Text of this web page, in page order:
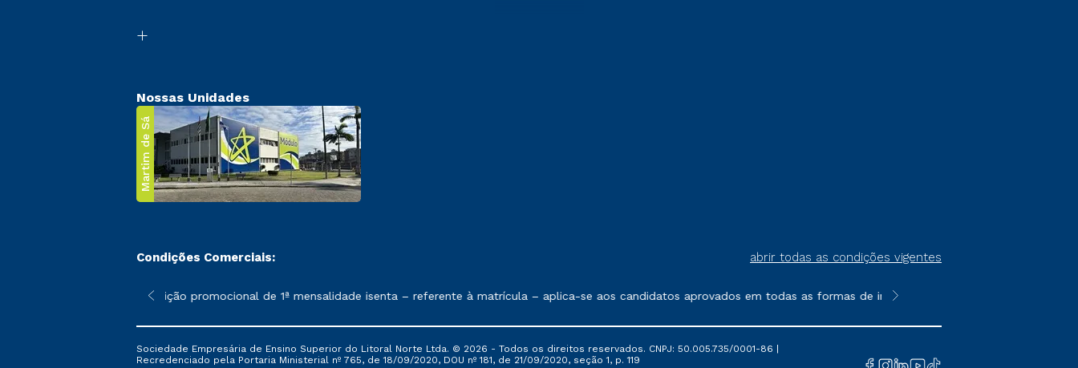
Nossas Unidades
Martim de Sá
Condições Comerciais: abrir todas as condições vigentes
sofrer alterações nos períodos de rematrícula conforme exposto no contrato de prestação de serviços.
*A condição promocional de 1ª mensalidade isenta – referente à matrícula – aplica-se aos candidatos aprovados em todas as formas de ingresso, exceto na prova on-line
**Semipresencial é um formato do
Sociedade Empresária de Ensino Superior do Litoral Norte Ltda. © 2026 - Todos os direitos reservados. CNPJ: 50.005.735/0001-86 |
Recredenciado pela Portaria Ministerial nº 765, de 18/09/2020, DOU nº 181, de 21/09/2020, seção 1, p. 119